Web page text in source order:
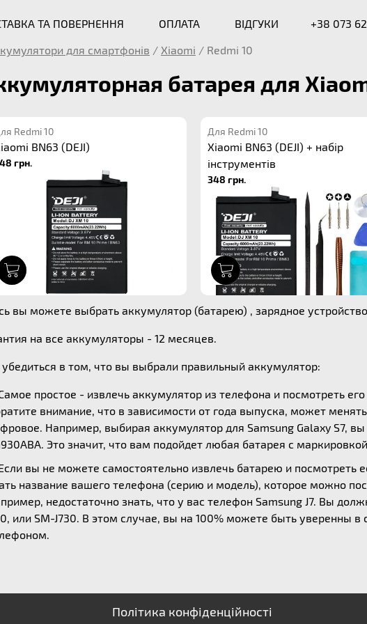
ТА ПОВЕРНЕННЯ ОПЛАТА ВІДГУКИ +38 073
для смартфонів / Xiaomi / Redmi 10
батарея для
Redmi 10
BN63 (DEJI)
грн.
Для Redmi 10
Xiaomi BN63 (DEJI) + набір
інструментів
348 грн.
вы можете выбрать аккумулятор (батарею) , зарядное
на все аккумуляторы - 12 месяцев.
в том, что вы выбрали правильный аккумулятор:
простое - извлечь аккумулятор из телефона и посмотреть
внимание, что в зависимости от года выпуска, может
Например, выбирая аккумулятор для Samsung Galaxy S7,
Это значит, что вам подойдет любая батарея с
вы не можете самостоятельно извлечь батарею и
название вашего телефона (серию и модель), которое можно
недостаточно знать, что у вас телефон Samsung J7. Вы
или SM-J730. В этом случае, вы на 100% можете быть уверенны
Політика конфіденційності